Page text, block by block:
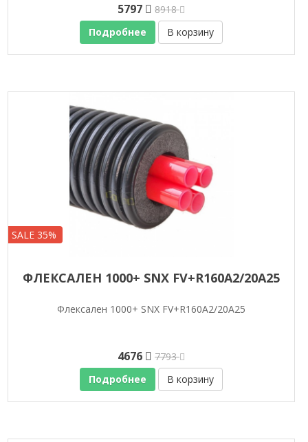
5797
8918
Подробнее
В корзину
SALE 35%
ФЛЕКСАЛЕН 1000+ SNX FV+R160A2/20A25
Флексален 1000+ SNX FV+R160A2/20A25
4676
7793
Подробнее
В корзину